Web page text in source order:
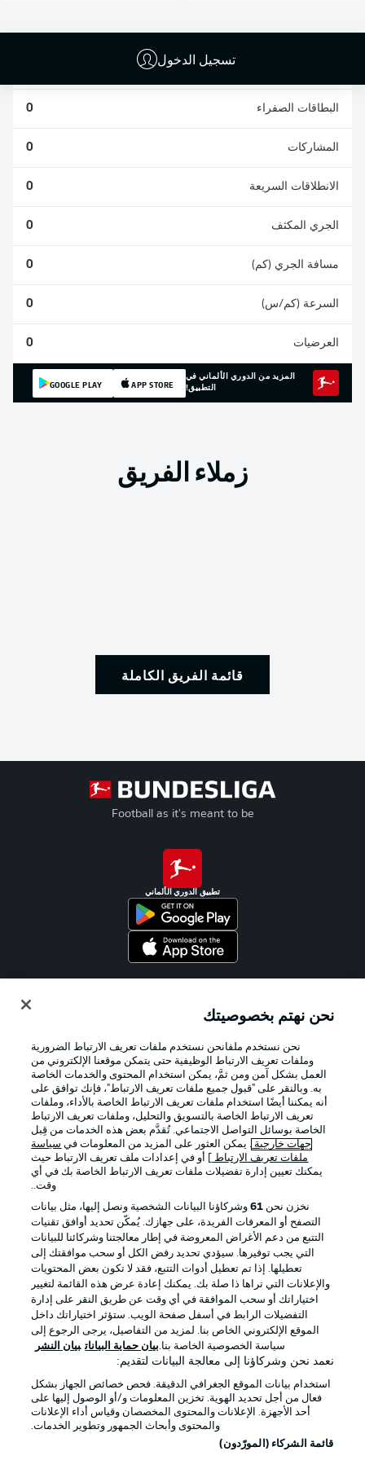
تسجيل الدخول
البطاقات الصفراء 0
المشاركات 0
الانطلاقات السريعة 0
الجري المكثف 0
مسافة الجري (كم) 0
السرعة (كم/س) 0
العرضيات 0
المزيد من الدوري الألماني في
التطبيق!
APP STORE
GOOGLE PLAY
زملاء الفريق
قائمة الفريق الكاملة
Football as it's meant to be
تطبيق الدوري الألماني
الإعلانات الإخطارات القانونية
شروط الاستخدام الوظائف
جهة النشر تواصل معنا
اللاعبون
© 2026 Bundesliga-Gruppe GmbH
نحن نهتم بخصوصيتك
نحن نستخدم ملفانحن نستخدم ملفات تعريف الارتباط الضرورية
وملفات تعريف الارتباط الوظيفية حتى يتمكن موقعنا الإلكتروني من
العمل بشكل آمن ومن ثمَّ، يمكن استخدام المحتوى والخدمات الخاصة
به. وبالنقر على "قبول جميع ملفات تعريف الارتباط"، فإنك توافق على
أنه يمكننا أيضًا استخدام ملفات تعريف الارتباط الخاصة بالأداء، وملفات
تعريف الارتباط الخاصة بالتسويق والتحليل، وملفات تعريف الارتباط
الخاصة بوسائل التواصل الاجتماعي. تُقدَّم بعض هذه الخدمات من قِبل
جهات خارجية . يمكن العثور على المزيد من المعلومات في سياسة
ملفات تعريف الارتباط
] أو في إعدادات ملف تعريف الارتباط حيث
يمكنك تعيين إدارة تفضيلات ملفات تعريف الارتباط الخاصة بك في أي
وقت..
نخزن نحن 61وشركاؤنا البيانات الشخصية ونصل إليها، مثل بيانات
التصفح أو المعرفات الفريدة، على جهازك. يُمكّن تحديد أوافق تقنيات
التتبع من دعم الأغراض المعروضة في إطار معالجتنا وشركائنا للبيانات
التي يجب توفيرها. سيؤدي تحديد رفض الكل أو سحب موافقتك إلى
تعطيلها. إذا تم تعطيل أدوات التتبع، فقد لا تكون بعض المحتويات
والإعلانات التي تراها ذا صلة بك. يمكنك إعادة عرض هذه القائمة لتغيير
اختياراتك أو سحب الموافقة في أي وقت عن طريق النقر على إدارة
التفضيلات الرابط في أسفل صفحة الويب. ستؤثر اختياراتك داخل
الموقع الإلكتروني الخاص بنا. لمزيد من التفاصيل، يرجى الرجوع إلى
سياسة الخصوصية الخاصة بنا.بيان حماية البيانات بيان النشر
نعمد نحن وشركاؤنا إلى معالجة البيانات لتقديم:
استخدام بيانات الموقع الجغرافي الدقيقة. فحص خصائص الجهاز بشكل
فعال من أجل تحديد الهوية. تخزين المعلومات و/أو الوصول إليها على
أحد الأجهزة. الإعلانات والمحتوى المخصصان وقياس أداء الإعلانات
والمحتوى وأبحاث الجمهور وتطوير الخدمات.
قائمة الشركاء (المورّدون)